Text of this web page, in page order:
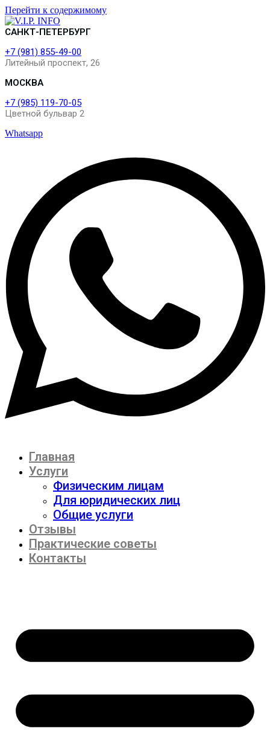
Перейти к содержимому
САНКТ-ПЕТЕРБУРГ
+7 (981) 855-49-00
Литейный проспект, 26
МОСКВА
+7 (985) 119-70-05
Цветной бульвар 2
Whatsapp
Главная
Услуги
Физическим лицам
Для юридических лиц
Общие услуги
Отзывы
Практические советы
Контакты